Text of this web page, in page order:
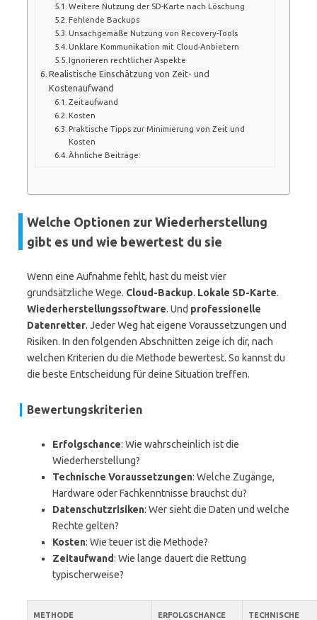
Weitere Nutzung der SD-Karte nach Löschung
Fehlende Backups
Unsachgemäße Nutzung von Recovery-Tools
Unklare Kommunikation mit Cloud-Anbietern
Ignorieren rechtlicher Aspekte
Realistische Einschätzung von Zeit- und
Kostenaufwand
Zeitaufwand
Kosten
Praktische Tipps zur Minimierung von Zeit und
Kosten
Ähnliche Beiträge:
Welche Optionen zur Wiederherstellung
gibt es und wie bewertest du sie
Wenn eine Aufnahme fehlt, hast du meist vier
grundsätzliche Wege. Cloud-Backup. Lokale SD-Karte.
Wiederherstellungssoftware. Und professionelle
Datenretter. Jeder Weg hat eigene Voraussetzungen und
Risiken. In den folgenden Abschnitten zeige ich dir, nach
welchen Kriterien du die Methode bewertest. So kannst du
die beste Entscheidung für deine Situation treffen.
Bewertungskriterien
Erfolgschance: Wie wahrscheinlich ist die
Wiederherstellung?
Technische Voraussetzungen: Welche Zugänge,
Hardware oder Fachkenntnisse brauchst du?
Datenschutzrisiken: Wer sieht die Daten und welche
Rechte gelten?
Kosten: Wie teuer ist die Methode?
Zeitaufwand: Wie lange dauert die Rettung
typischerweise?
METHODE ERFOLGSCHANCE
TECHNISCHE